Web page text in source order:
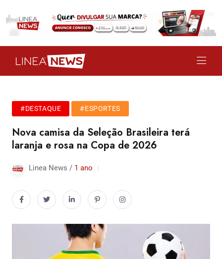
#DESTAQUE #ESPORTES
Nova camisa da Seleção Brasileira terá
laranja e rosa na Copa de 2026
Linea News / 1 ano